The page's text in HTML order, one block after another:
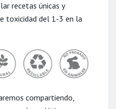
recetas únicas y
toxicidad del 1-3 en la
compartiendo,